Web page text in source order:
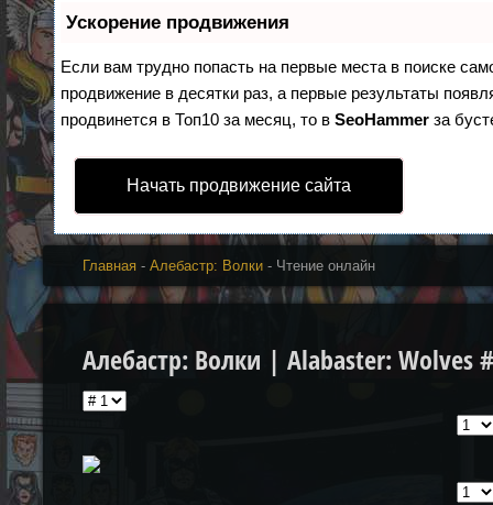
Ускорение продвижения
Если вам трудно попасть на первые места в поиске
продвижение в десятки раз, а первые результаты
продвинется в Топ10 за месяц, то вSeoHammer за
Начать продвижение сайта
Главная -Алебастр: Волки - Чтение онлайн
Алебастр: Волки | Alabaster: Wolves